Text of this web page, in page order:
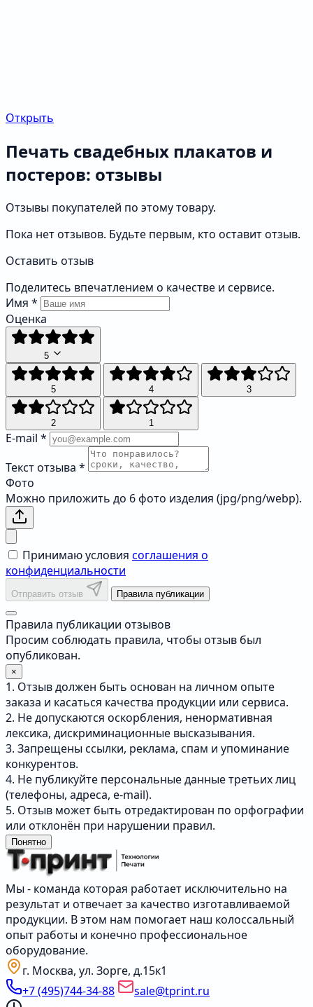
Открыть
Печать свадебных плакатов и
постеров: отзывы
Отзывы покупателей по этому товару.
Пока нет отзывов. Будьте первым, кто оставит отзыв.
Оставить отзыв
Поделитесь впечатлением о качестве и сервисе.
Имя *
Оценка
5
5 4 3
2 1
E-mail *
Текст отзыва *
Фото
Можно приложить до 6 фото изделия (jpg/png/webp).
Принимаю условия соглашения о
конфиденциальности
Отправить отзыв Правила публикации
Правила публикации отзывов
Просим соблюдать правила, чтобы отзыв был
опубликован.
×
1. Отзыв должен быть основан на личном опыте
заказа и касаться качества продукции или сервиса.
2. Не допускаются оскорбления, ненормативная
лексика, дискриминационные высказывания.
3. Запрещены ссылки, реклама, спам и упоминание
конкурентов.
4. Не публикуйте персональные данные третьих лиц
(телефоны, адреса, e-mail).
5. Отзыв может быть отредактирован по орфографии
или отклонён при нарушении правил.
Понятно
Мы - команда которая работает исключительно на
результат и отвечает за качество изготавливаемой
продукции. В этом нам помогает наш колоссальный
опыт работы и конечно профессиональное
оборудование.
г. Москва, ул. Зорге, д.15к1
+7 (495)744-34-88
sale@tprint.ru